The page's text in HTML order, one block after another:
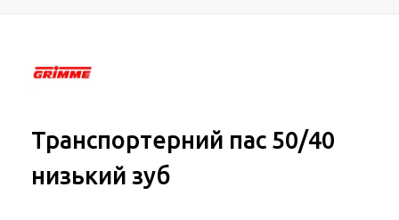
Транспортерний пас 50/40
низький зуб